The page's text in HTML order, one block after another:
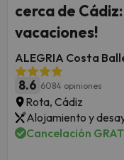
cerca de
vacaciones!
ALEGRIA Costa
8.6 6084 opiniones
Rota, Cádiz
Alojamiento y
Cancelación